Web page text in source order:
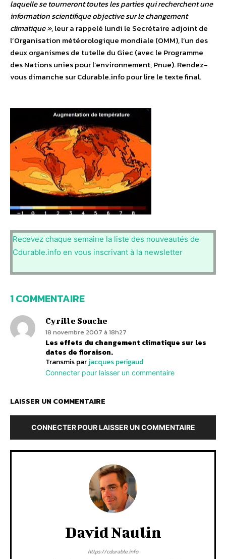
laquelle se tourneront toutes les parties qui recherchent une
information scientifique objective sur le changement
climatique », leur a rappelé lundi le Secrétaire adjoint de
l’Organisation météorologique mondiale (OMM), l’un des
deux organismes de tutelle du Giec (avec le Programme
des Nations unies pour l’environnement, Pnue). Rendez-
vous dimanche sur Cdurable.info pour lire le texte final.
Recevez chaque semaine la liste des nouveautés de
Cdurable.info en vous inscrivant à la newsletter
1 COMMENTAIRE
Cyrille Souche
18 novembre 2007 à 18h27
Les effets du changement climatique sur les
dates de floraison.
Transmis parjacques perigaud
Connecter pour laisser un commentaire
LAISSER UN COMMENTAIRE
CONNECTER POUR LAISSER UN COMMENTAIRE
David Naulin
https://cdurable.info